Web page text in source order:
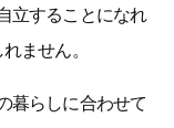
立することになれ
ません。
暮らしに合わせて